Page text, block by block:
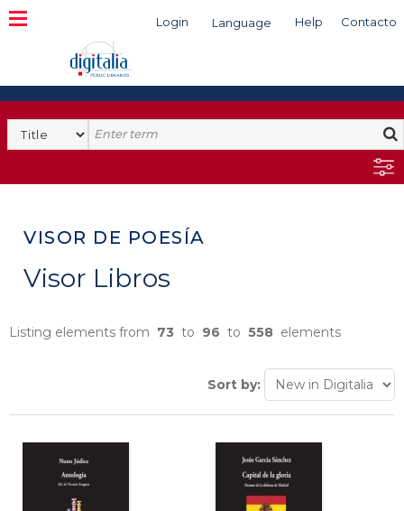
Login Language Help Contacto
Search
VISOR DE POESÍA
Visor Libros
Listing elements from 73 to 96 to 558 elements
Sort by: